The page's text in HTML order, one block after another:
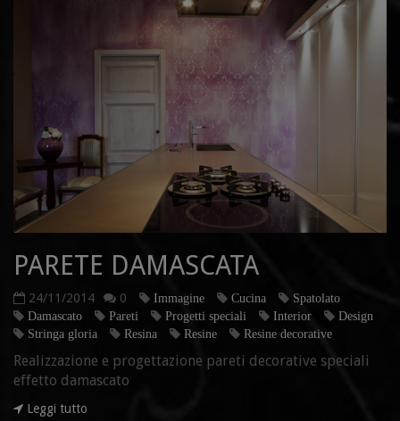
PARETE DAMASCATA
24/11/2014 0 Immagine Cucina
Spatolato
Damascato
Pareti Progetti speciali Interior
Design
Stringa gloria
Resina Resine Resine decorative
Realizzazione e progettazione pareti decorative speciali
effetto damascato
Leggi tutto